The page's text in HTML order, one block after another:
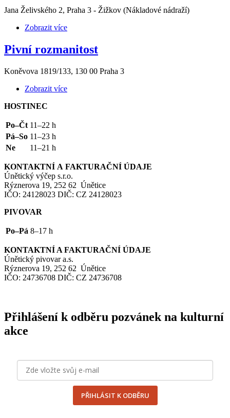
Jana Želivského 2, Praha 3 - Žižkov (Nákladové nádraží)
Zobrazit více
Pivní rozmanitost
Koněvova 1819/133, 130 00 Praha 3
Zobrazit více
HOSTINEC
Po–Čt 11–22 h
Pá–So 11–23 h
Ne
11–21 h
KONTAKTNÍ A FAKTURAČNÍ ÚDAJE
Únětický výčep s.r.o.
Rýznerova 19, 252 62 Únětice
IČO: 24128023 DIČ: CZ 24128023
PIVOVAR
Po–Pá 8–17 h
KONTAKTNÍ A FAKTURAČNÍ ÚDAJE
Únětický pivovar a.s.
Rýznerova 19, 252 62 Únětice
IČO: 24736708 DIČ: CZ 24736708
Přihlášení k odběru pozvánek na kulturní
akce
PŘIHLÁSIT K ODBĚRU